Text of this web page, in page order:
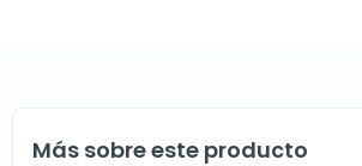
Más sobre este producto